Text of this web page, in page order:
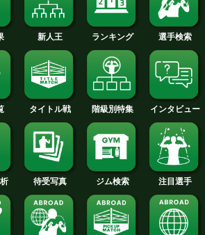
奨利vs栗原慶太
選手名鑑へ
級+PLUS